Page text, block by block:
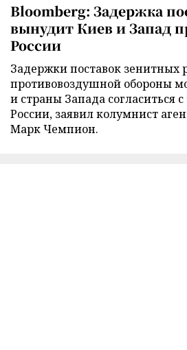
Bloomberg: Задержка
вынудит Киев и Запад
России
Задержки поставок зенитных
противовоздушной обороны
и страны Запада согласиться
России, заявил колумнист
Марк Чемпион.